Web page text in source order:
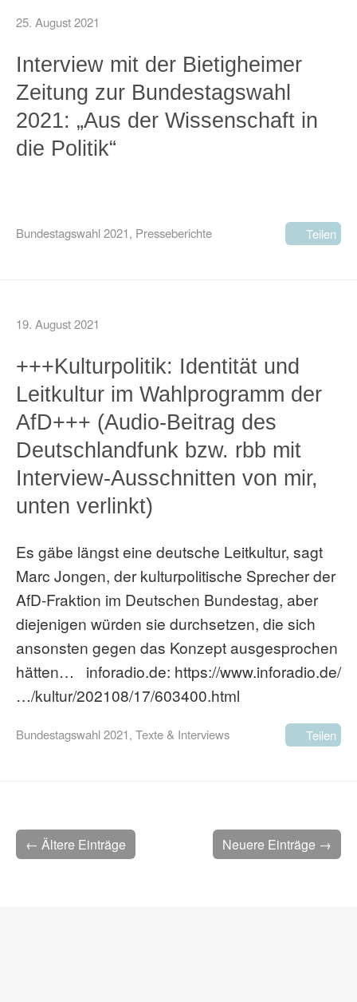
25. August 2021
Interview mit der Bietigheimer
Zeitung zur Bundestagswahl
2021: „Aus der Wissenschaft in
die Politik“
Bundestagswahl 2021, Presseberichte Teilen
19. August 2021
+++Kulturpolitik: Identität und
Leitkultur im Wahlprogramm der
AfD+++ (Audio-Beitrag des
Deutschlandfunk bzw. rbb mit
Interview-Ausschnitten von mir,
unten verlinkt)
Es gäbe längst eine deutsche Leitkultur, sagt
Marc Jongen, der kulturpolitische Sprecher der
AfD-Fraktion im Deutschen Bundestag, aber
diejenigen würden sie durchsetzen, die sich
ansonsten gegen das Konzept ausgesprochen
hätten… inforadio.de: https://www.inforadio.de/
…/kultur/202108/17/603400.html
Bundestagswahl 2021, Texte & Interviews Teilen
← Ältere Einträge Neuere Einträge →